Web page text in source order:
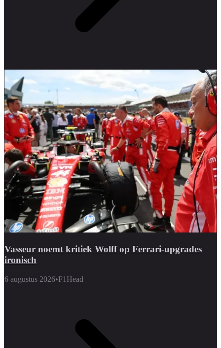
Vasseur noemt kritiek Wolff op Ferrari-upgrades
ironisch
6 augustus 2026•F1Head